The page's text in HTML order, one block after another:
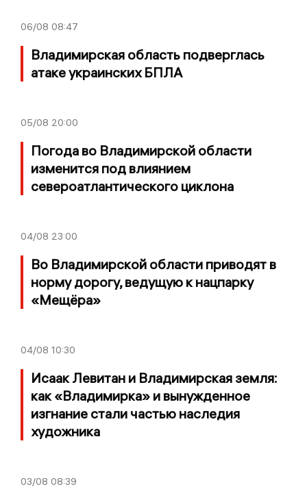
06/08 08:47
Владимирская область подверглась
атаке украинских БПЛА
05/08 20:00
Погода во Владимирской области
изменится под влиянием
североатлантического циклона
04/08 23:00
Во Владимирской области приводят в
норму дорогу, ведущую к нацпарку
«Мещёра»
04/08 10:30
Исаак Левитан и Владимирская земля:
как «Владимирка» и вынужденное
изгнание стали частью наследия
художника
03/08 08:39